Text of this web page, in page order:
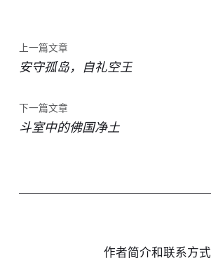
上一篇文章
安守孤岛，自礼空王
下一篇文章
斗室中的佛国净土
作者简介和联系方式